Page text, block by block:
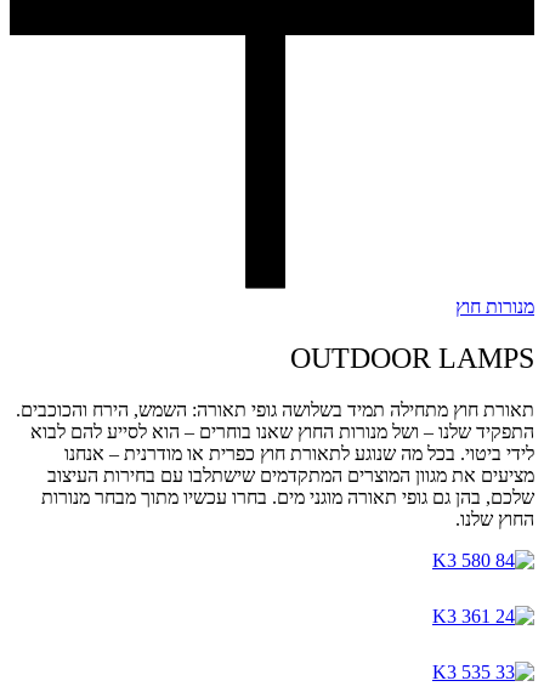
מנורות חוץ
OUTDOOR LAMPS
תאורת חוץ מתחילה תמיד בשלושה גופי תאורה: השמש, הירח והכוכבים.
התפקיד שלנו – ושל מנורות החוץ שאנו בוחרים – הוא לסייע להם לבוא
לידי ביטוי. בכל מה שנוגע לתאורת חוץ כפרית או מודרנית – אנחנו
מציעים את מגוון המוצרים המתקדמים שישתלבו עם בחירות העיצוב
שלכם, בהן גם גופי תאורה מוגני מים. בחרו עכשיו מתוך מבחר מנורות
החוץ שלנו.